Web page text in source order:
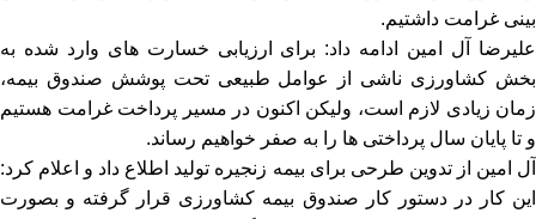
بینی غرامت داشتیم.
علیرضا آل امین ادامه داد: برای ارزیابی خسارت های وارد شده به
بخش کشاورزی ناشی از عوامل طبیعی تحت پوشش صندوق بیمه،
زمان زیادی لازم است، ولیکن اکنون در مسیر پرداخت غرامت هستیم
و تا پایان سال پرداختی ها را به صفر خواهیم رساند.
آل امین از تدوین طرحی برای بیمه زنجیره تولید اطلاع داد و اعلام کرد:
این کار در دستور کار صندوق بیمه کشاورزی قرار گرفته و بصورت